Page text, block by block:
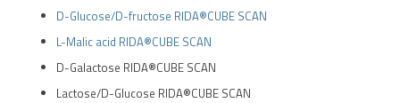
D-Glucose/D-fructose RIDA®CUBE SCAN
L-Malic acid RIDA®CUBE SCAN
D-Galactose RIDA®CUBE SCAN
Lactose/D-Glucose RIDA®CUBE SCAN